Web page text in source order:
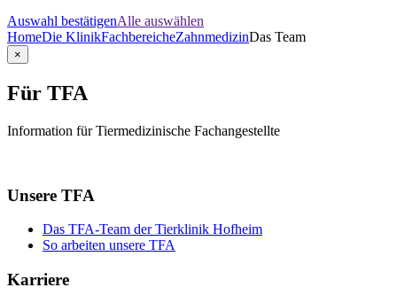
Auswahl bestätigenAlle auswählen
HomeDie KlinikFachbereicheZahnmedizinDas Team
×
Für TFA
Information für Tiermedizinische Fachangestellte
Unsere TFA
Das TFA-Team der Tierklinik Hofheim
So arbeiten unsere TFA
Karriere